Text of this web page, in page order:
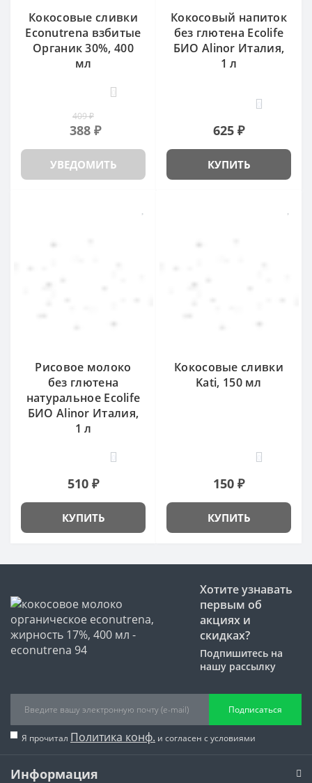
Кокосовые сливки
Econutrena взбитые
Органик 30%, 400
мл
409 ₽
388 ₽
УВЕДОМИТЬ
Кокосовый напиток
без глютена Ecolife
БИО Alinor Италия,
1 л
625 ₽
КУПИТЬ
Рисовое молоко
без глютена
натуральное Ecolife
БИО Alinor Италия,
1 л
510 ₽
КУПИТЬ
Кокосовые сливки
Kati, 150 мл
150 ₽
КУПИТЬ
Хотите узнавать
первым об
акциях и
скидках?
Подпишитесь на
нашу рассылку
Подписаться
Я прочитал Политика конф. и согласен с условиями
Информация